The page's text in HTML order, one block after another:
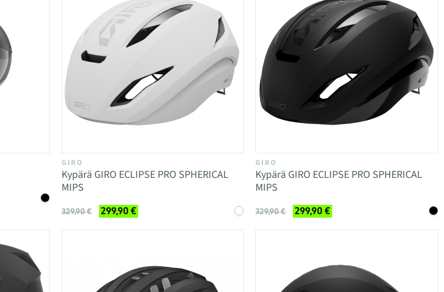
GIRO
Kypärä GIRO ECLIPSE PRO SPHERICAL
MIPS
329,90 € 299,90 €
GIRO
Kypärä GIRO ECLIPSE PRO SPHERICAL
MIPS
329,90 € 299,90 €